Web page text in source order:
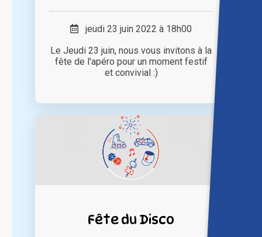
jeudi 23 juin 2022 à 18h00
Le Jeudi 23 juin, nous vous invitons à la
fête de l'apéro pour un moment festif
et convivial :)
Fête du Disco